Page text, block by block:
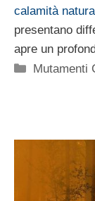
calamità
presentano
apre un
Categorie
Mutamenti